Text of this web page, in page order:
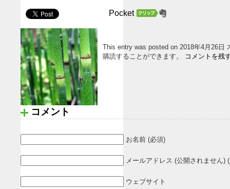
Pocket
This entry was posted on 2018年4月26
購読することができます。
コメントを残
コメント
お名前 (必須)
メールアドレス (公開されません)
ウェブサイト